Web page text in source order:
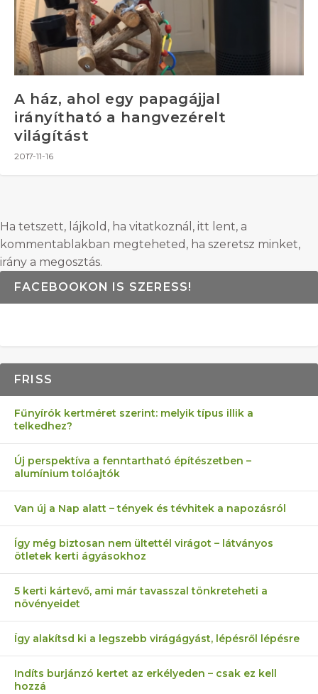
A ház, ahol egy papagájjal
irányítható a hangvezérelt
világítást
2017-11-16
Ha tetszett, lájkold, ha vitatkoznál, itt lent, a
kommentablakban megteheted, ha szeretsz minket,
irány a megosztás.
FACEBOOKON IS SZERESS!
FRISS
Fűnyírók kertméret szerint: melyik típus illik a
telkedhez?
Új perspektíva a fenntartható építészetben –
alumínium tolóajtók
Van új a Nap alatt – tények és tévhitek a napozásról
Így még biztosan nem ültettél virágot – látványos
ötletek kerti ágyásokhoz
5 kerti kártevő, ami már tavasszal tönkreteheti a
növényeidet
Így alakítsd ki a legszebb virágágyást, lépésről lépésre
Indíts burjánzó kertet az erkélyeden – csak ez kell
hozzá